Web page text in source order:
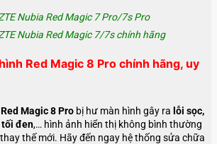
Nubia Red Magic 7 Pro/7s Pro
Nubia Red Magic 7/7s chính hãng
Red Magic 8 Pro chính hãng, uy
Magic 8 Pro bị hư màn hình gây ra lỗi sọc,
tối đen,… hình ảnh hiển thị không bình thường
thế mới. Hãy đến ngay hệ thống sửa chữa